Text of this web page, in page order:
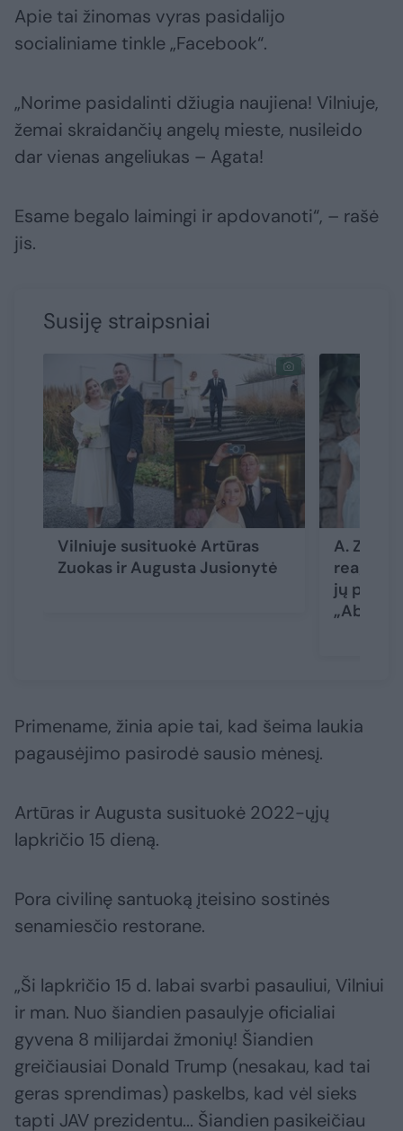
Apie tai žinomas vyras pasidalijo
socialiniame tinkle „Facebook“.
„Norime pasidalinti džiugia naujiena! Vilniuje,
žemai skraidančių angelų mieste, nusileido
dar vienas angeliukas – Agata!
Esame begalo laimingi ir apdovanoti“, – rašė
jis.
Susiję straipsniai
Vilniuje susituokė Artūras
Zuokas ir Augusta Jusionytė
A.
reagavo
jų
„Abu
Primename, žinia apie tai, kad šeima laukia
pagausėjimo pasirodė sausio mėnesį.
Artūras ir Augusta susituokė 2022-ųjų
lapkričio 15 dieną.
Pora civilinę santuoką įteisino sostinės
senamiesčio restorane.
„Ši lapkričio 15 d. labai svarbi pasauliui, Vilniui
ir man. Nuo šiandien pasaulyje oficialiai
gyvena 8 milijardai žmonių! Šiandien
greičiausiai Donald Trump (nesakau, kad tai
geras sprendimas) paskelbs, kad vėl sieks
tapti JAV prezidentu... Šiandien pasikeičiau